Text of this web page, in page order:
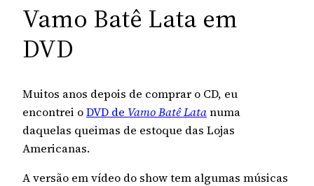
Vamo Batê Lata em
DVD
Muitos anos depois de comprar o CD, eu
encontrei oDVD de Vamo Batê Latanuma
daquelas queimas de estoque das Lojas
Americanas.
A versão em vídeo do show tem algumas músicas